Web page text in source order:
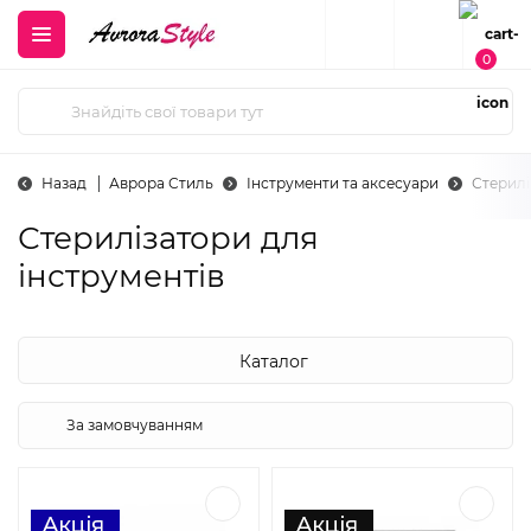
0
Назад Аврора Стиль Інструменти та аксесуари
Стерилізатори для
інструментів
Каталог